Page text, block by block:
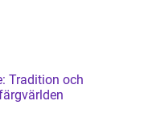
Tradition och